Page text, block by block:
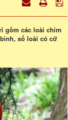
gồm các loài chim
số loài có cỡ